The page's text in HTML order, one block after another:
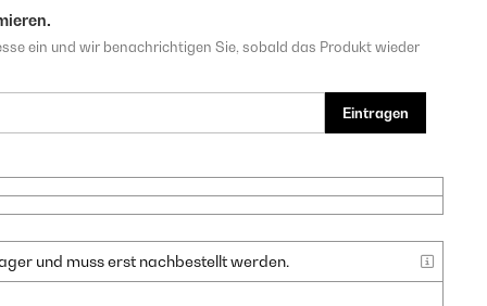
ein und wir benachrichtigen Sie, sobald das Produkt wieder
Eintragen
und muss erst nachbestellt werden.